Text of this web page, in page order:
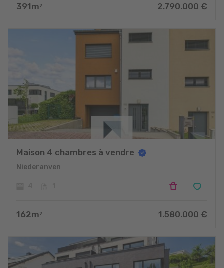
391m 2 2.790.000 €
Maison 4 chambres à vendre
Niederanven
162m 2 1.580.000 €